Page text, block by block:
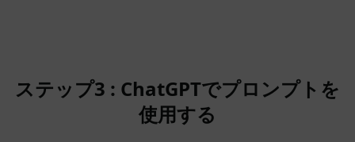
ステップ3 : ChatGPTでプロンプトを
使用する